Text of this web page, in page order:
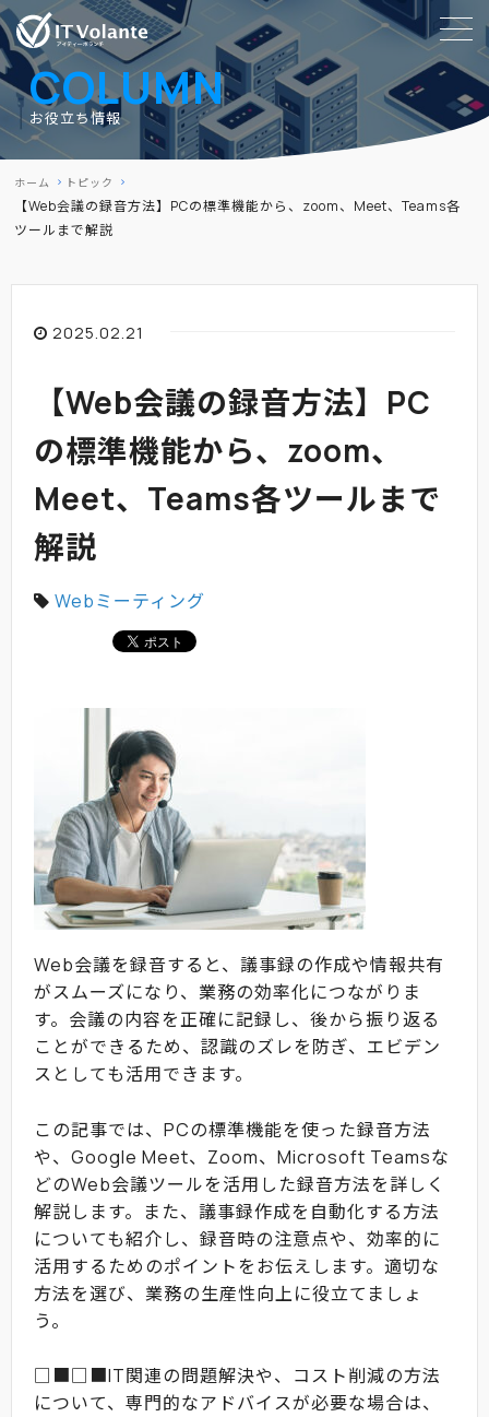
COLUMN
お役立ち情報
ホーム トピック
【Web会議の録音方法】PCの標準機能から、zoom、Meet、Teams各
ツールまで解説
2025.02.21
【Web会議の録音方法】PC
の標準機能から、zoom、
Meet、Teams各ツールまで
解説
Webミーティング
Web会議を録音すると、議事録の作成や情報共有
がスムーズになり、業務の効率化につながりま
す。会議の内容を正確に記録し、後から振り返る
ことができるため、認識のズレを防ぎ、エビデン
スとしても活用できます。
この記事では、PCの標準機能を使った録音方法
や、Google Meet、Zoom、Microsoft Teamsな
どのWeb会議ツールを活用した録音方法を詳しく
解説します。また、議事録作成を自動化する方法
についても紹介し、録音時の注意点や、効率的に
活用するためのポイントをお伝えします。適切な
方法を選び、業務の生産性向上に役立てましょ
う。
□■□■IT関連の問題解決や、コスト削減の方法
について、専門的なアドバイスが必要な場合は、